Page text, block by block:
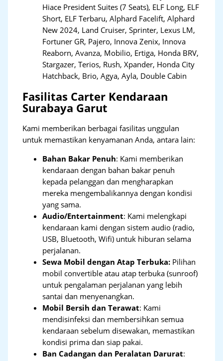
Hiace President Suites (7 Seats), ELF Long, ELF
Short, ELF Terbaru, Alphard Facelift, Alphard
New 2024, Land Cruiser, Sprinter, Lexus LM,
Fortuner GR, Pajero, Innova Zenix, Innova
Reaborn, Avanza, Mobilio, Ertiga, Honda BRV,
Stargazer, Terios, Rush, Xpander, Honda City
Hatchback, Brio, Agya, Ayla, Double Cabin
Fasilitas Carter Kendaraan
Surabaya Garut
Kami memberikan berbagai fasilitas unggulan
untuk memastikan kenyamanan Anda, antara lain:
Bahan Bakar Penuh: Kami memberikan
kendaraan dengan bahan bakar penuh
kepada pelanggan dan mengharapkan
mereka mengembalikannya dengan kondisi
yang sama.
Audio/Entertainment: Kami melengkapi
kendaraan kami dengan sistem audio (radio,
USB, Bluetooth, Wifi) untuk hiburan selama
perjalanan.
Sewa Mobil dengan Atap Terbuka: Pilihan
mobil convertible atau atap terbuka (sunroof)
untuk pengalaman perjalanan yang lebih
santai dan menyenangkan.
Mobil Bersih dan Terawat: Kami
mendisinfeksi dan membersihkan semua
kendaraan sebelum disewakan, memastikan
kondisi prima dan siap pakai.
Ban Cadangan dan Peralatan Darurat: